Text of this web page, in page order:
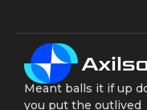
Meant balls it if up
you put the outlived